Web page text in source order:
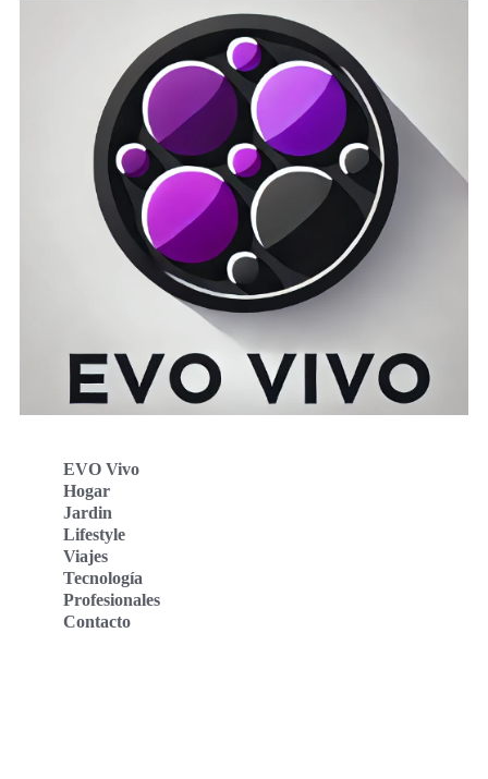
EVO Vivo
Hogar
Jardin
Lifestyle
Viajes
Tecnología
Profesionales
Contacto